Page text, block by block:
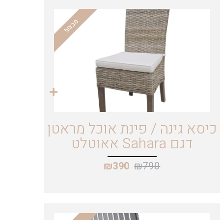
מבצע!
כיסא גינה / פינת אוכל מראטן
דגם Sahara אאוטלט
₪790
₪390